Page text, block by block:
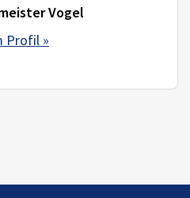
Vogel
Profil »